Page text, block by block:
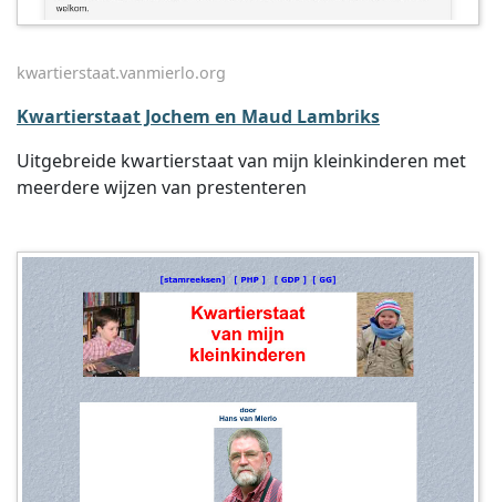
kwartierstaat.vanmierlo.org
Kwartierstaat Jochem en Maud Lambriks
Uitgebreide kwartierstaat van mijn kleinkinderen met
meerdere wijzen van prestenteren